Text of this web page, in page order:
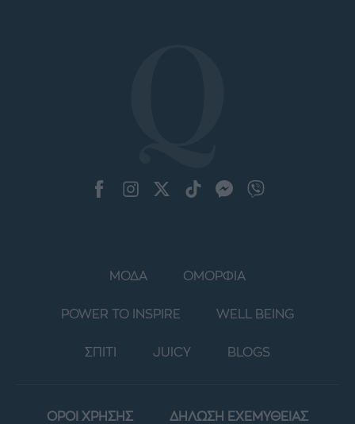
ΜΟΔΑ ΟΜΟΡΦΙΑ
POWER TO INSPIRE WELL BEING
ΣΠΙΤΙ JUICY BLOGS
ΟΡΟΙ ΧΡΗΣΗΣ ΔΗΛΩΣΗ ΕΧΕΜΥΘΕΙΑΣ